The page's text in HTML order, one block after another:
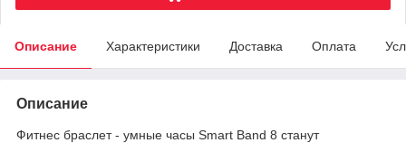
Описание Характеристики Доставка Оплата
Описание
Фитнес браслет - умные часы Smart Band 8 станут